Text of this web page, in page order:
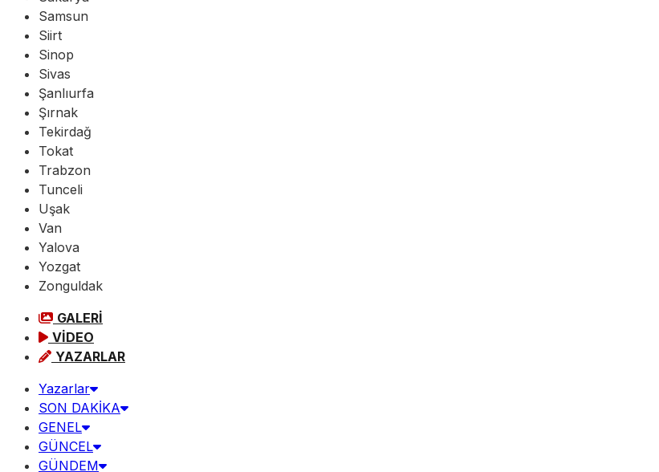
Samsun
Siirt
Sinop
Sivas
Şanlıurfa
Şırnak
Tekirdağ
Tokat
Trabzon
Tunceli
Uşak
Van
Yalova
Yozgat
Zonguldak
GALERİ
VİDEO
YAZARLAR
Yazarlar
SON DAKİKA
GENEL
GÜNCEL
GÜNDEM